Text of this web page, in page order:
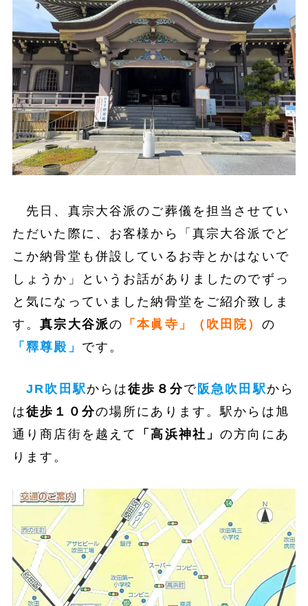
先日、真宗大谷派のご葬儀を担当させてい
ただいた際に、お客様から「真宗大谷派でど
こか納骨堂も併設しているお寺とかはないで
しょうか」というお話がありましたのでずっ
と気になっていました納骨堂をご紹介致しま
す。真宗大谷派の 「本眞寺」（吹田院） の
「釋尊殿」 です。
JR吹田駅からは徒歩８分で 阪急吹田駅から
は徒歩１０分の場所にあります。駅からは旭
通り商店街を越えて
「高浜神社」の方向にあ
ります。